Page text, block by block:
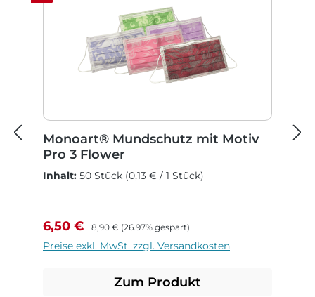
Monoart® Mundschutz mit Motiv
Pro 3 Flower
Inhalt: 50 Stück (0,13 € / 1 Stück)
Verkaufspreis:
6,50 € Regulärer Preis:
8,90 € (26.97% gespart)
Preise exkl. MwSt. zzgl. Versandkosten
Zum Produkt